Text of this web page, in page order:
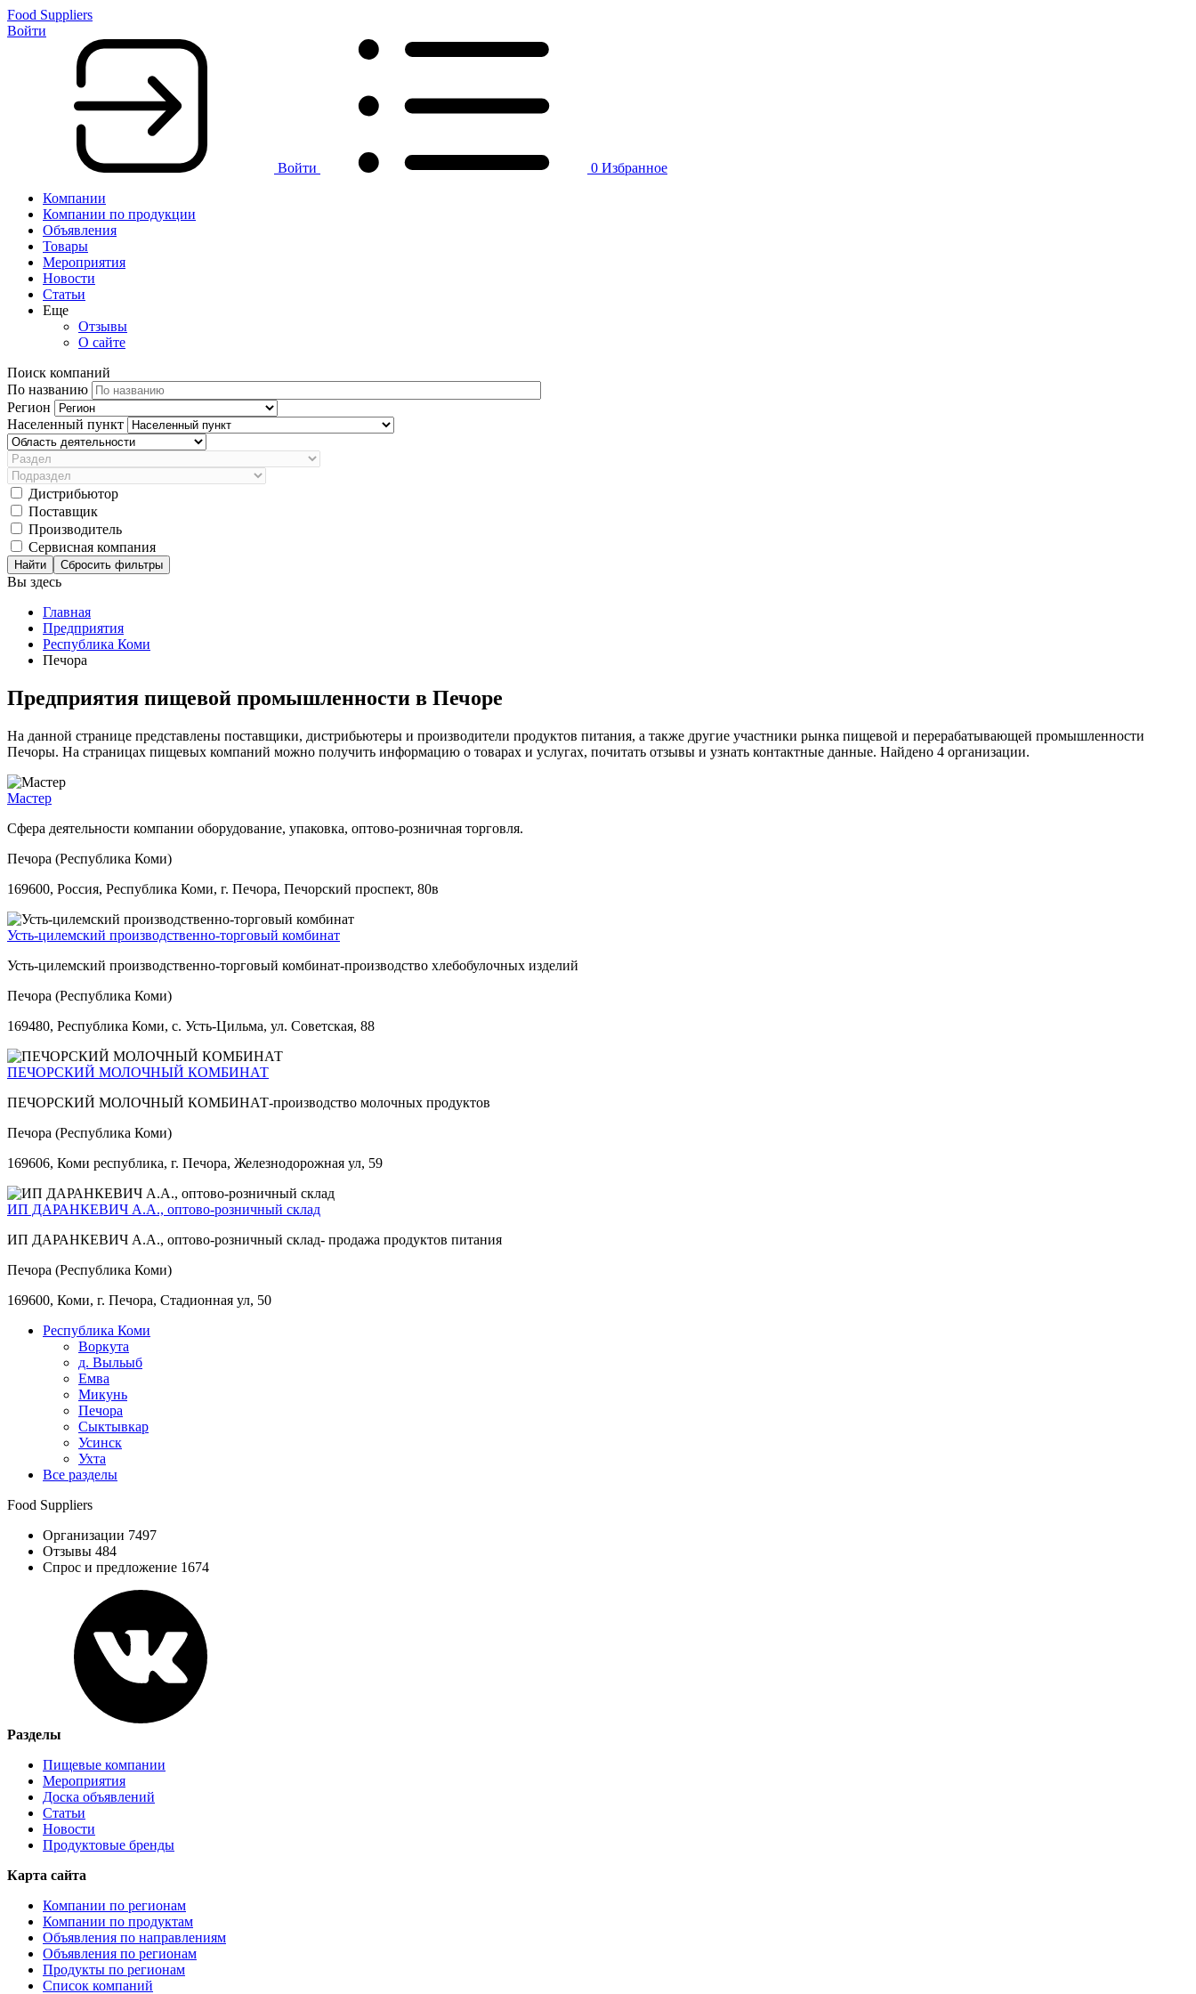
Food Suppliers
Войти
Войти 0 Избранное
Компании
Компании по продукции
Объявления
Товары
Мероприятия
Новости
Статьи
Еще
Отзывы
О сайте
Поиск компаний
По названию
Регион
Населенный пункт
Дистрибьютор
Поставщик
Производитель
Сервисная компания
Сбросить фильтры
Вы здесь
Главная
Предприятия
Республика Коми
Печора
Предприятия пищевой промышленности в Печоре
На данной странице представлены поставщики, дистрибьютеры и производители продуктов питания, а также другие участники рынка пищевой и перерабатывающей промышленности
Печоры. На страницах пищевых компаний можно получить информацию о товарах и услугах, почитать отзывы и узнать контактные данные. Найдено 4 организации.
Мастер
Сфера деятельности компании оборудование, упаковка, оптово-розничная торговля.
Печора (Республика Коми)
169600, Россия, Республика Коми, г. Печора, Печорский проспект, 80в
Усть-цилемский производственно-торговый комбинат
Усть-цилемский производственно-торговый комбинат-производство хлебобулочных изделий
Печора (Республика Коми)
169480, Республика Коми, с. Усть-Цильма, ул. Советская, 88
ПЕЧОРСКИЙ МОЛОЧНЫЙ КОМБИНАТ
ПЕЧОРСКИЙ МОЛОЧНЫЙ КОМБИНАТ-производство молочных продуктов
Печора (Республика Коми)
169606, Коми республика, г. Печора, Железнодорожная ул, 59
ИП ДАРАНКЕВИЧ А.А., оптово-розничный склад
ИП ДАРАНКЕВИЧ А.А., оптово-розничный склад- продажа продуктов питания
Печора (Республика Коми)
169600, Коми, г. Печора, Стадионная ул, 50
Республика Коми
Воркута
д. Выльыб
Емва
Микунь
Печора
Сыктывкар
Усинск
Ухта
Все разделы
Food Suppliers
Организации 7497
Отзывы 484
Спрос и предложение 1674
Разделы
Пищевые компании
Мероприятия
Доска объявлений
Статьи
Новости
Продуктовые бренды
Карта сайта
Компании по регионам
Компании по продуктам
Объявления по направлениям
Объявления по регионам
Продукты по регионам
Список компаний